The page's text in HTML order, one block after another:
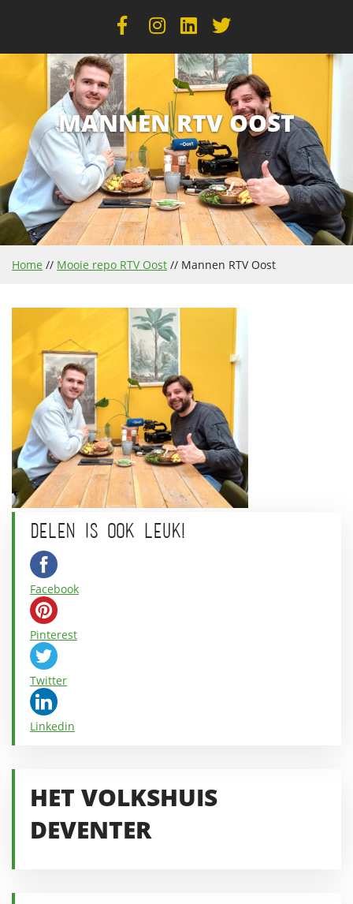
MANNEN RTV OOST
Home // Mooie repo RTV Oost // Mannen RTV Oost
DELEN IS OOK LEUK!
Facebook
Pinterest
Twitter
Linkedin
HET VOLKSHUIS
DEVENTER